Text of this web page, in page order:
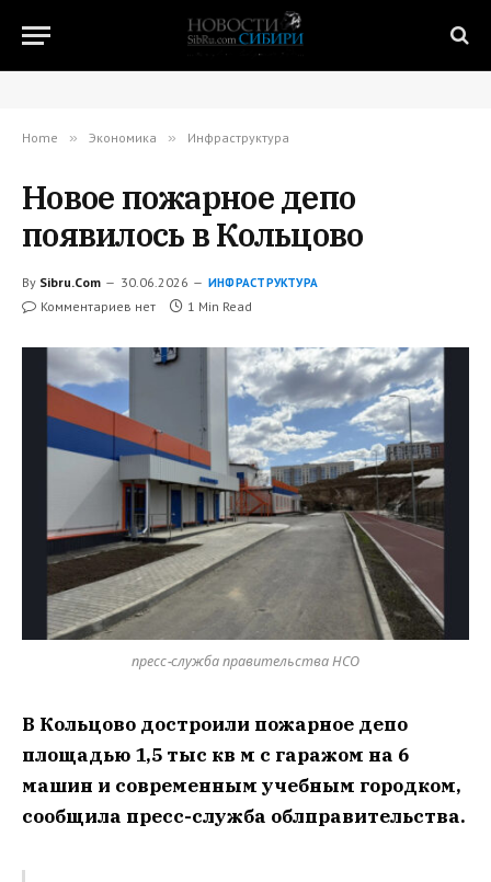
Home » Экономика » Инфраструктура
Новое пожарное депо
появилось в Кольцово
By Sibru.Com 30.06.2026 ИНФРАСТРУКТУРА
Комментариев нет 1 Min Read
пресс-служба правительства НСО
В Кольцово достроили пожарное депо
площадью 1,5 тыс кв м с гаражом на 6
машин и современным учебным городком,
сообщила пресс-служба облправительства.